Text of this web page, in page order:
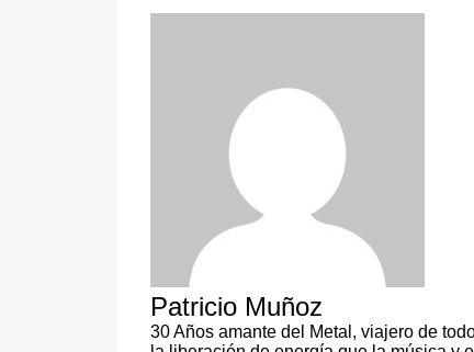
Patricio Muñoz
30 Años amante del Metal, viajero de